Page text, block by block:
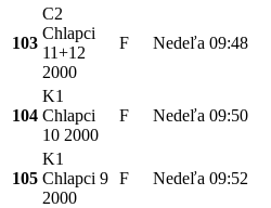
103
C2
Chlapci
11+12
2000
F Nedeľa 09:48
104
K1
Chlapci
10 2000
F Nedeľa 09:50
105
K1
Chlapci 9
2000
F Nedeľa 09:52